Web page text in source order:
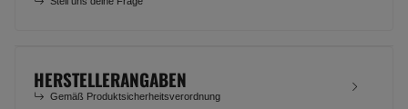
HERSTELLERANGABEN
Gemäß Produktsicherheitsverordnung